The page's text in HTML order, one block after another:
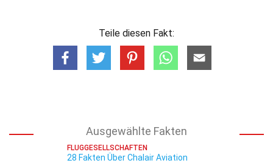
Teile diesen Fakt:
Ausgewählte Fakten
FLUGGESELLSCHAFTEN
28 Fakten Über Chalair Aviation